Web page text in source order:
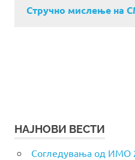
Стручно мислење на
НАЈНОВИ ВЕСТИ
Согледувања од ИМО